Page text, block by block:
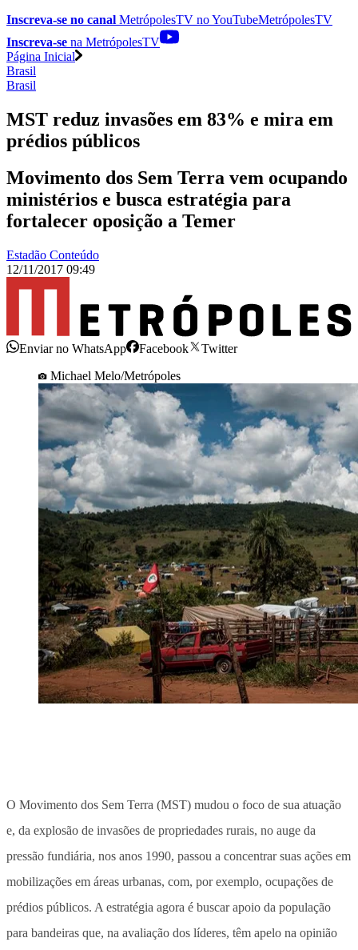
Inscreva-se no canal MetrópolesTV noYouTubeMetrópolesTV
Inscreva-se na MetrópolesTV
Página Inicial
Brasil
Brasil
MST reduz invasões em 83% e mira em
prédios públicos
Movimento dos Sem Terra vem ocupando
ministérios e busca estratégia para
fortalecer oposição a Temer
Estadão Conteúdo
12/11/2017 09:49
Enviar no WhatsApp Facebook
Twitter
Michael Melo/Metrópoles
O Movimento dos Sem Terra (MST) mudou o foco de sua atuação
e, da explosão de invasões de propriedades rurais, no auge da
pressão fundiária, nos anos 1990, passou a concentrar suas ações em
mobilizações em áreas urbanas, com, por exemplo, ocupações de
prédios públicos. A estratégia agora é buscar apoio da população
para bandeiras que, na avaliação dos líderes, têm apelo na opinião